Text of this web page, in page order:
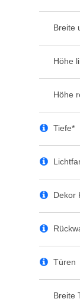
Breite
Höhe
Höhe
Tiefe*
Dekor
Türen
Breite